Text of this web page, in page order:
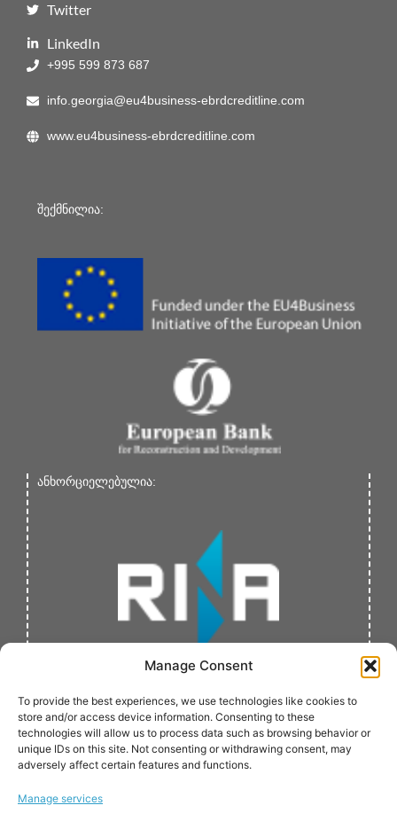
Manage Consent
To provide the best experiences, we use technologies like cookies to
store and/or access device information. Consenting to these
technologies will allow us to process data such as browsing behavior or
unique IDs on this site. Not consenting or withdrawing consent, may
adversely affect certain features and functions.
Manage services
Twitter
LinkedIn
+995 599 873 687
info.georgia@eu4business-ebrdcreditline.com
www.eu4business-ebrdcreditline.com
შექმნილია:
ანხორციელებულია: